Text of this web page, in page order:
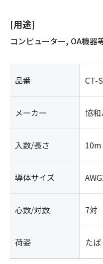
[用途]
コンピューター, OA機器
品番 CT-
メーカー 協
入数/長さ 10m
導体サイズ
心数/対数 7対
荷姿 たば